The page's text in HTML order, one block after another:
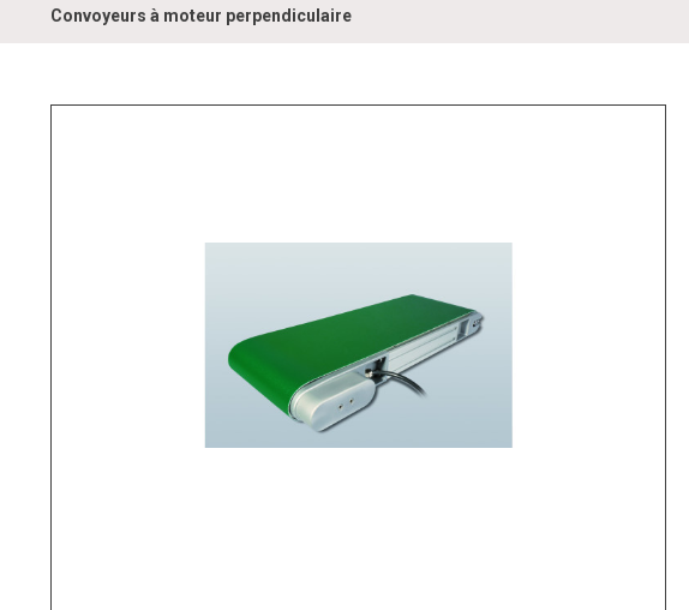
Convoyeurs à moteur perpendiculaire